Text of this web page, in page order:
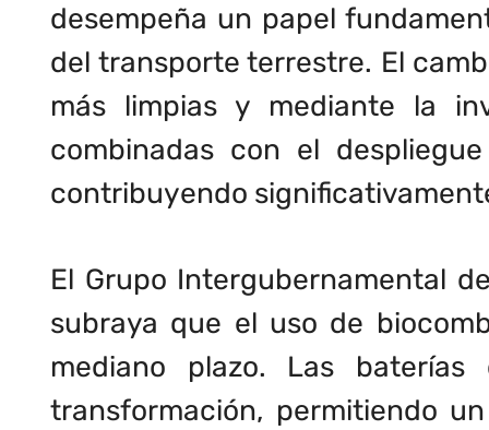
desempeña un papel
del transporte terrestre. El
más limpias y mediante la
combinadas con el
contribuyendo
El Grupo Intergubernamental
subraya que el uso de
mediano plazo. Las
transformación, permitiendo